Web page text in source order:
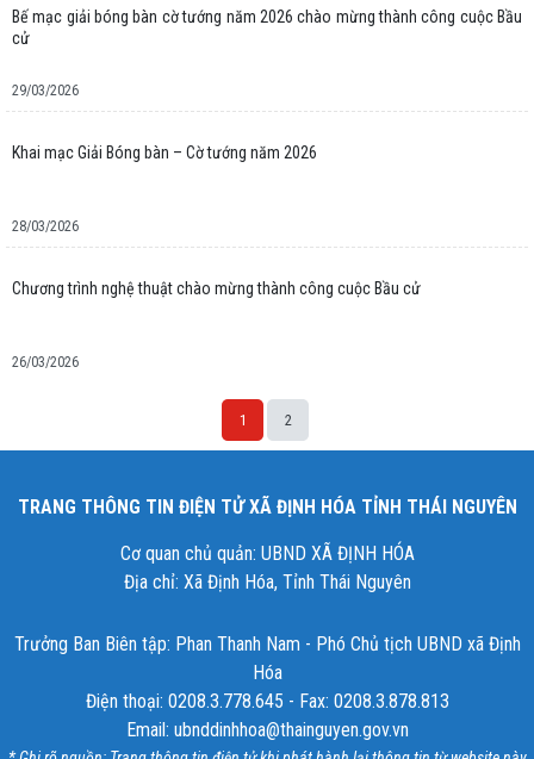
Bế mạc giải bóng bàn cờ tướng năm 2026 chào mừng thành công cuộc Bầu
cử
29/03/2026
Khai mạc Giải Bóng bàn – Cờ tướng năm 2026
28/03/2026
Chương trình nghệ thuật chào mừng thành công cuộc Bầu cử
26/03/2026
1 2
TRANG THÔNG TIN ĐIỆN TỬ XÃ ĐỊNH HÓA TỈNH THÁI NGUYÊN
Cơ quan chủ quản: UBND XÃ ĐỊNH HÓA
Địa chỉ: Xã Định Hóa, Tỉnh Thái Nguyên
Trưởng Ban Biên tập: Phan Thanh Nam - Phó Chủ tịch UBND xã Định
Hóa
Điện thoại: 0208.3.778.645 - Fax: 0208.3.878.813
Email: ubnddinhhoa@thainguyen.gov.vn